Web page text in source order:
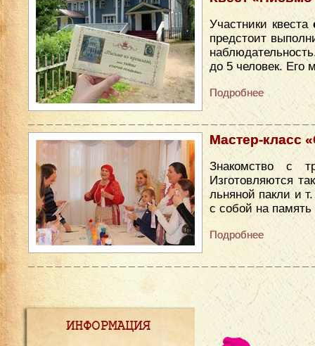
Участники квеста
предстоит
до 5 человек. Его
Подробнее
Мастер-класс
Знакомство с
Изготовляются
льняной пакли и
с собой на
Подробнее
ИНФОРМАЦИЯ